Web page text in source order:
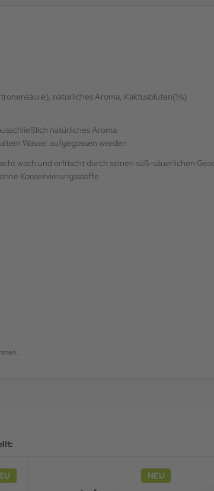
natürliches Aroma, Kaktusblüten(1%)
natürliches Aroma
Wasser aufgegossen werden
wach und erfrischt durch seinen süß-säuerlichen
Konservierungsstoffe
NEU